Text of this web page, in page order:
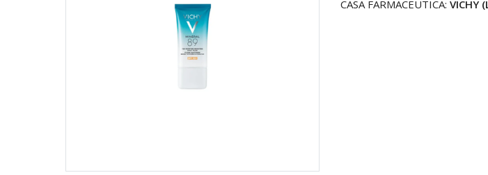
CASA FARMACEUTICA:VICHY